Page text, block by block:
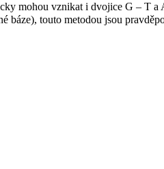
mohou vznikat i dvojice G – T a
touto metodou jsou